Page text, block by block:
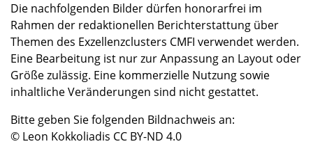
Die nachfolgenden Bilder dürfen honorarfrei im
Rahmen der redaktionellen Berichterstattung über
Themen des Exzellenzclusters CMFI verwendet werden.
Eine Bearbeitung ist nur zur Anpassung an Layout oder
Größe zulässig. Eine kommerzielle Nutzung sowie
inhaltliche Veränderungen sind nicht gestattet.
Bitte geben Sie folgenden Bildnachweis an:
© Leon Kokkoliadis CC BY-ND 4.0